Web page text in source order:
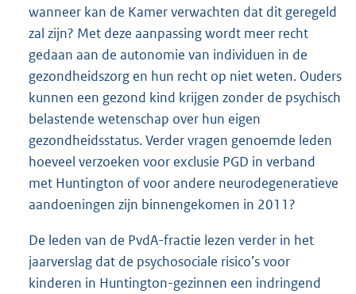
wanneer kan de Kamer verwachten dat dit geregeld
zal zijn? Met deze aanpassing wordt meer recht
gedaan aan de autonomie van individuen in de
gezondheidszorg en hun recht op niet weten. Ouders
kunnen een gezond kind krijgen zonder de psychisch
belastende wetenschap over hun eigen
gezondheidsstatus. Verder vragen genoemde leden
hoeveel verzoeken voor exclusie PGD in verband
met Huntington of voor andere neurodegeneratieve
aandoeningen zijn binnengekomen in 2011?
De leden van de PvdA-fractie lezen verder in het
jaarverslag dat de psychosociale risico’s voor
kinderen in Huntington-gezinnen een indringend